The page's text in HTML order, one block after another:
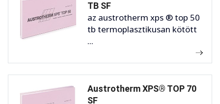
TB SF
az austrotherm xps ® top 50
tb termoplasztikusan kötött
...
Austrotherm XPS® TOP 70
SF